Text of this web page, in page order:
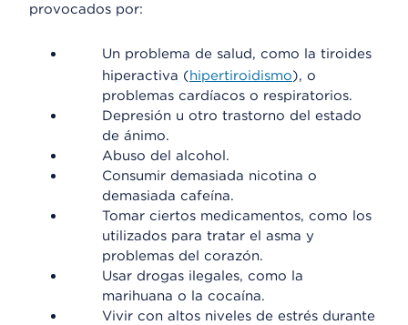
provocados por:
Un problema de salud, como la tiroides
hiperactiva (hipertiroidismo), o
problemas cardíacos o respiratorios.
Depresión u otro trastorno del estado
de ánimo.
Abuso del alcohol.
Consumir demasiada nicotina o
demasiada cafeína.
Tomar ciertos medicamentos, como los
utilizados para tratar el asma y
problemas del corazón.
Usar drogas ilegales, como la
marihuana o la cocaína.
Vivir con altos niveles de estrés durante